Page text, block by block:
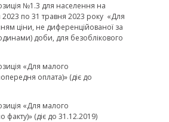
№1.3 для населення на
2023 по 31 травня 2023 року «Для
ціни, не диференційованої за
доби, для безоблікового
«Для малого
оплата)» (діє до
«Для малого
факту)» (діє до 31.12.2019)